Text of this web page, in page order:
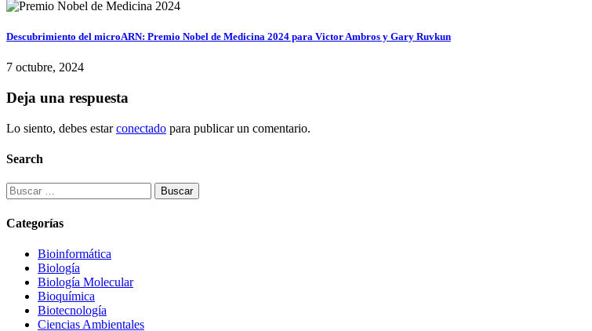
Descubrimiento del microARN: Premio Nobel de Medicina 2024 para Victor Ambros y Gary Ruvkun
7 octubre, 2024
Deja una respuesta
Lo siento, debes estarconectado para publicar un comentario.
Search
Buscar:
Categorías
Bioinformática
Biología
Biología Molecular
Bioquímica
Biotecnología
Ciencias Ambientales